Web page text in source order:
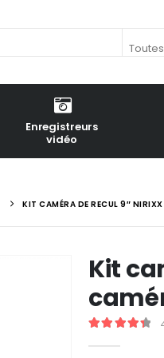
Enregistreurs
vidéo
KIT CAMÉRA DE RECUL 9″
Kit